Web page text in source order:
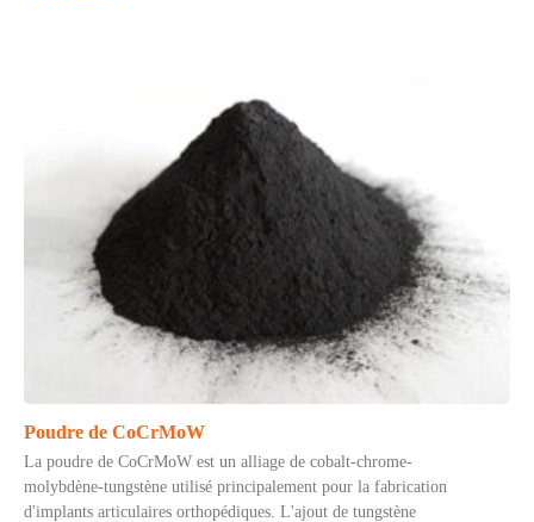
Poudre de CoCrMoW
La poudre de CoCrMoW est un alliage de cobalt-chrome-
molybdène-tungstène utilisé principalement pour la fabrication
d'implants articulaires orthopédiques. L'ajout de tungstène